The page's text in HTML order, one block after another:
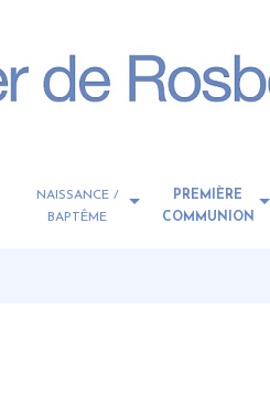
NAISSANCE /
BAPTÊME
PREMIÈRE
COMMUNION